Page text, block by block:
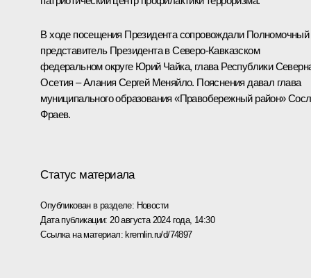
В ходе посещения Президента сопровождали Полномочный
представитель Президента в Северо-Кавказском
федеральном округе Юрий Чайка, глава Республики
Осетия – Алания Сергей Меняйло. Пояснения давал глава
муниципального образования «Правобережный район»
Фраев.
Статус материала
Опубликован в разделе: Новости
Дата публикации: 20 августа 2024 года, 14:30
Ссылка на материал: kremlin.ru/d/74897